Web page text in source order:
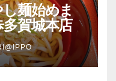
麺始めま
賀城本店